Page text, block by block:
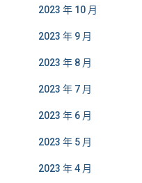
2023 年 10 月
2023 年 9 月
2023 年 8 月
2023 年 7 月
2023 年 6 月
2023 年 5 月
2023 年 4 月